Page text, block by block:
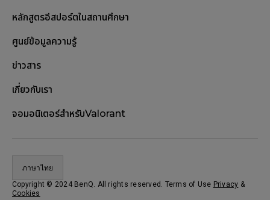
หลักสูตรอีสปอร์ตในสถานศึกษา
ศูนย์ข้อมูลความรู้
ข่าวสาร
เกี่ยวกับเรา
จอมอนิเตอร์สำหรับValorant
ภาษาไทย
Copyright © 2024 BenQ. All rights reserved. Terms of Use Privacy &
Cookies